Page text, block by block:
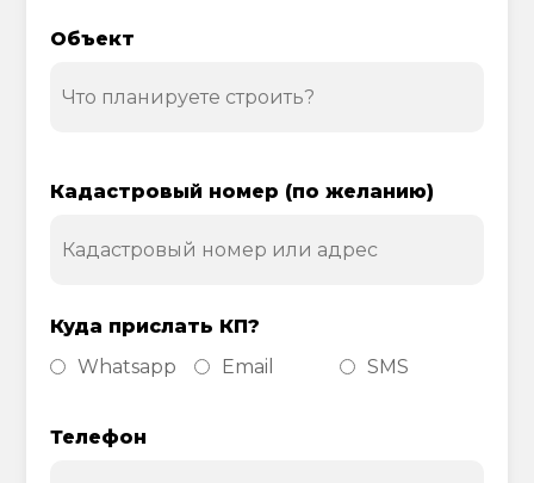
Объект
Кадастровый номер (по желанию)
Куда прислать КП?
Whatsapp
Email SMS
Телефон